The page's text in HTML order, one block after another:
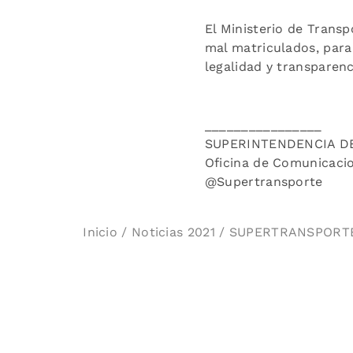
El Ministerio de
mal matriculados,
legalidad y
SUPERINTENDENCIA
Oficina de
@Supertransporte
Inicio / Noticias 2021 /